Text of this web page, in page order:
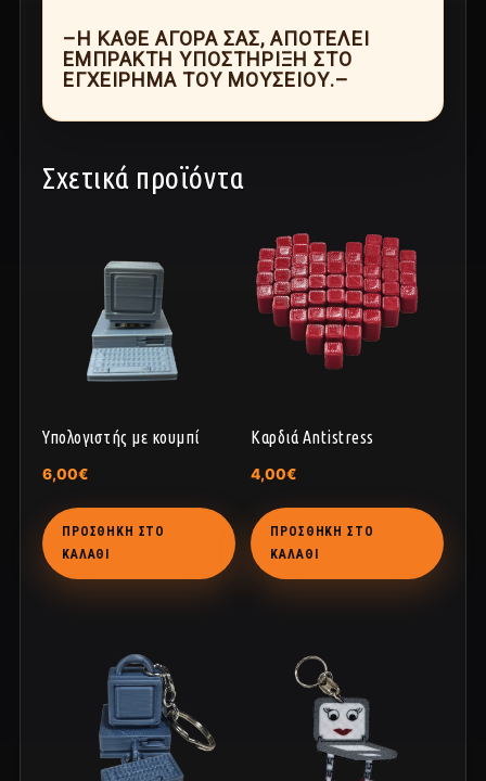
–Η ΚΆΘΕ ΑΓΟΡΆ ΣΑΣ, ΑΠΟΤΕΛΕΊ
ΈΜΠΡΑΚΤΗ ΥΠΟΣΤΉΡΙΞΗ ΣΤΟ
ΕΓΧΕΊΡΗΜΑ ΤΟΥ ΜΟΥΣΕΊΟΥ.–
Σχετικά προϊόντα
Υπολογιστής με κουμπί
6,00€
ΠΡΟΣΘΉΚΗ ΣΤΟ
ΚΑΛΆΘΙ
Καρδιά Antistress
4,00€
ΠΡΟΣΘΉΚΗ ΣΤΟ
ΚΑΛΆΘΙ